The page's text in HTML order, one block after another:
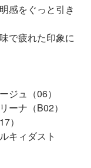
感をぐっと引き
で疲れた印象に
ジュ（06）
ーナ（B02）
）
キィダスト